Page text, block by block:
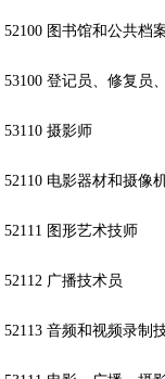
52100 图书馆和公共档
53100 登记员、修复员
53110 摄影师
52110 电影器材和摄像
52111 图形艺术技师
52112 广播技术员
52113 音频和视频录制